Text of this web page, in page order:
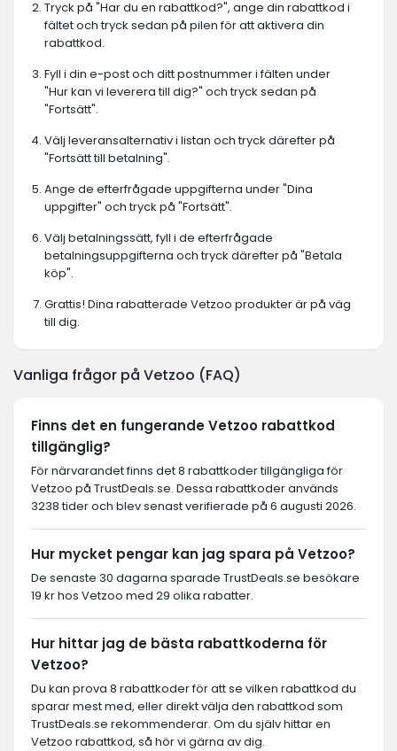
Tryck på "Har du en rabattkod?", ange din rabattkod i
fältet och tryck sedan på pilen för att aktivera din
rabattkod.
Fyll i din e-post och ditt postnummer i fälten under
"Hur kan vi leverera till dig?" och tryck sedan på
"Fortsätt".
Välj leveransalternativ i listan och tryck därefter på
"Fortsätt till betalning".
Ange de efterfrågade uppgifterna under "Dina
uppgifter" och tryck på "Fortsätt".
Välj betalningssätt, fyll i de efterfrågade
betalningsuppgifterna och tryck därefter på "Betala
köp".
Grattis! Dina rabatterade Vetzoo produkter är på väg
till dig.
Vanliga frågor på Vetzoo (FAQ)
Finns det en fungerande Vetzoo rabattkod
tillgänglig?
För närvarandet finns det 8 rabattkoder tillgängliga för
Vetzoo på TrustDeals.se. Dessa rabattkoder används
3238 tider och blev senast verifierade på 6 augusti 2026.
Hur mycket pengar kan jag spara på Vetzoo?
De senaste 30 dagarna sparade TrustDeals.se besökare
19 kr hos Vetzoo med 29 olika rabatter.
Hur hittar jag de bästa rabattkoderna för
Vetzoo?
Du kan prova 8 rabattkoder för att se vilken rabattkod du
sparar mest med, eller direkt välja den rabattkod som
TrustDeals.se rekommenderar. Om du själv hittar en
Vetzoo rabattkod, så hör vi gärna av dig.